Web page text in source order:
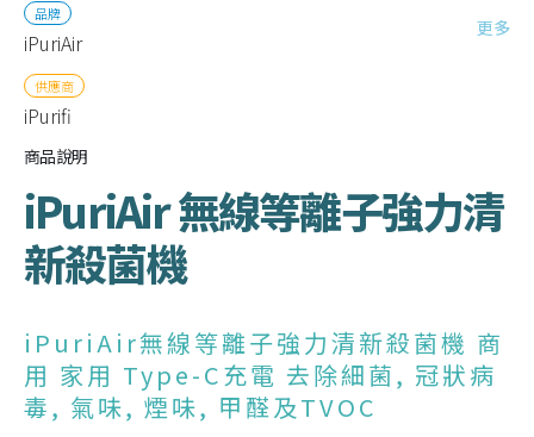
品牌
iPuriAir
更多
供應商
iPurifi
商品說明
iPuriAir 無線等離子強力清
新殺菌機
iPuriAir無線等離子強力清新殺菌機 商
用 家用 Type-C充電 去除細菌, 冠狀病
毒, 氣味, 煙味, 甲醛及TVOC